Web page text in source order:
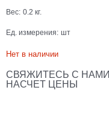
Вес: 0.2 кг.
Ед. измерения: шт
Нет в наличии
СВЯЖИТЕСЬ С НАМИ
НАСЧЕТ ЦЕНЫ